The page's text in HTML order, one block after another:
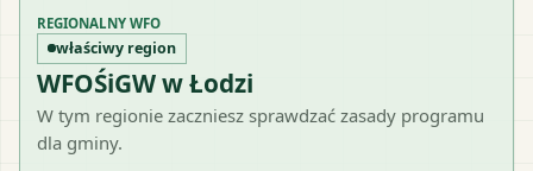
REGIONALNY WFO
właściwy region
WFOŚiGW w Łodzi
W tym regionie zaczniesz sprawdzać zasady programu
dla gminy.